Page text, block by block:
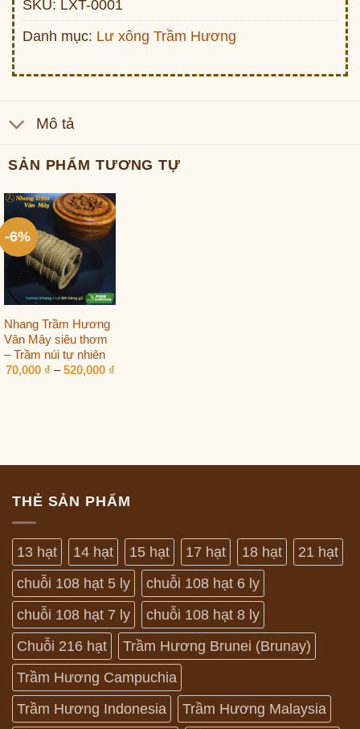
SKU: LXT-0001
Danh mục: Lư xông Trầm Hương
Mô tả
SẢN PHẨM TƯƠNG TỰ
-6%
Nhang Trầm Hương
Vân Mây siêu thơm
– Trầm núi tự nhiên
70,000 ₫ – 520,000 ₫Khoảng
THẺ SẢN PHẨM
13 hạt 14 hạt 15 hạt 17 hạt 18 hạt
21 hạt
chuỗi 108 hạt 5 ly
chuỗi 108 hạt 6 ly
chuỗi 108 hạt 7 ly
chuỗi 108 hạt 8 ly
Chuỗi 216 hạt
Trầm Hương Brunei (Brunay)
Trầm Hương Campuchia
Trầm Hương Indonesia
Trầm Hương Malaysia